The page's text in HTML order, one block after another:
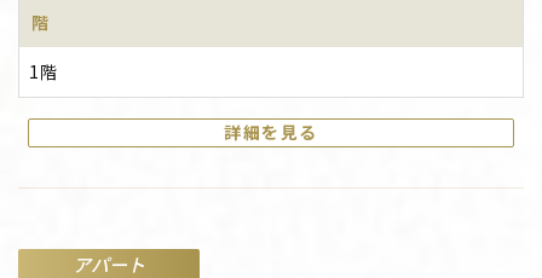
階
1階
詳細を見る
アパート